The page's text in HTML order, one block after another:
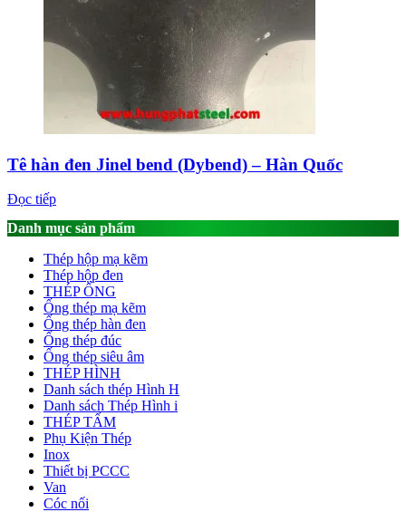
Tê hàn đen Jinel bend (Dybend) – Hàn Quốc
Đọc tiếp
Danh mục sản phẩm
Thép hộp mạ kẽm
Thép hộp đen
THÉP ỐNG
Ống thép mạ kẽm
Ống thép hàn đen
Ống thép đúc
Ống thép siêu âm
THÉP HÌNH
Danh sách thép Hình H
Danh sách Thép Hình i
THÉP TẤM
Phụ Kiện Thép
Inox
Thiết bị PCCC
Van
Cóc nối